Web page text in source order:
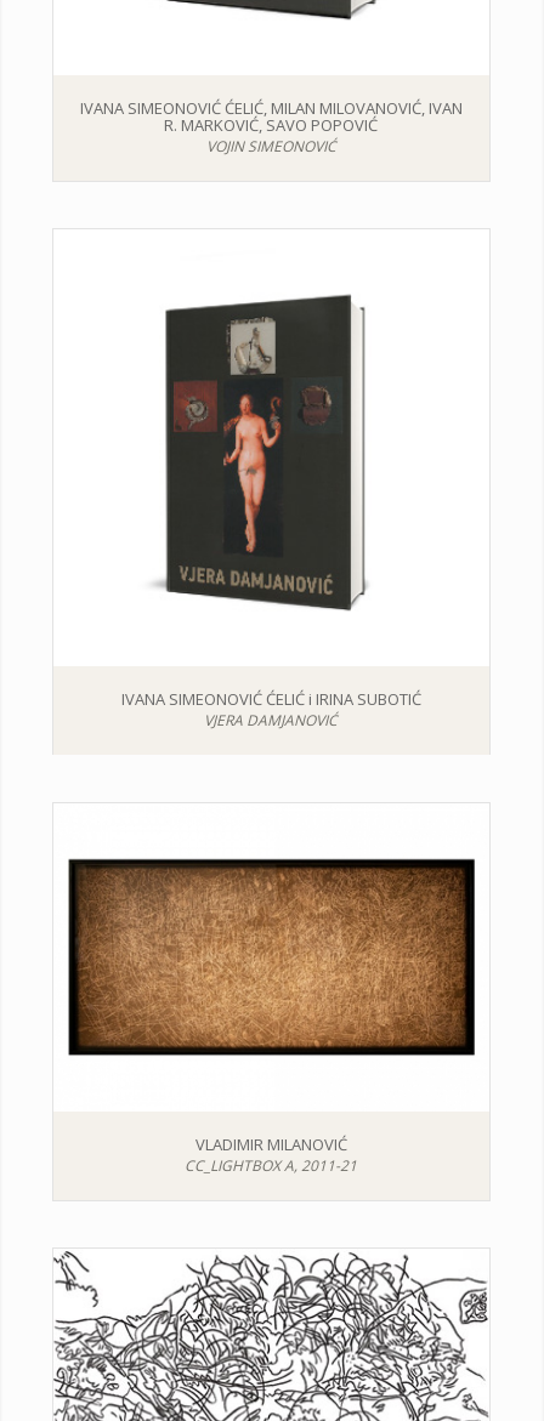
IVANA SIMEONOVIĆ ĆELIĆ, MILAN MILOVANOVIĆ, IVAN
R. MARKOVIĆ, SAVO POPOVIĆ
VOJIN SIMEONOVIĆ
IVANA SIMEONOVIĆ ĆELIĆ i IRINA SUBOTIĆ
VJERA DAMJANOVIĆ
VLADIMIR MILANOVIĆ
CC_LIGHTBOX A, 2011-21